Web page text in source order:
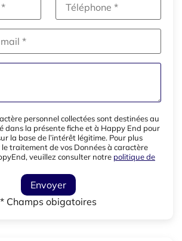
personnel collectées sont destinées au
dans la présente fiche et à Happy End pour
la base de l’intérêt légitime. Pour plus
traitement de vos Données à caractère
veuillez consulter notre politique de
Envoyer
* Champs obigatoires